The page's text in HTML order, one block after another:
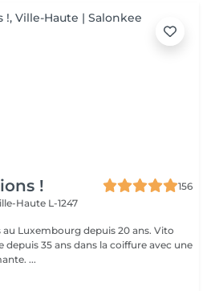
!
156
Haute L-1247
Luxembourg depuis 20 ans. Vito
depuis 35 ans dans la coiffure avec une
...